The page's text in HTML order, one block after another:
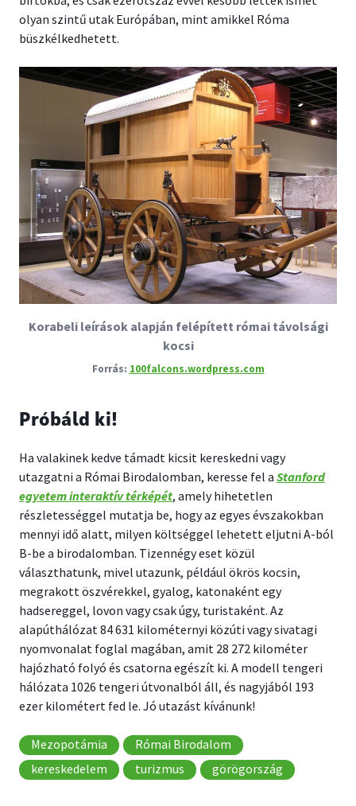
olyan szintű utak Európában, mint amikkel Róma
büszkélkedhetett.
Korabeli leírások alapján felépített római távolsági
kocsi
100falcons.wordpress.com
Próbáld ki!
Ha valakinek kedve támadt kicsit kereskedni vagy
utazgatni a Római Birodalomban, keresse fel a Stanford
egyetem interaktív térképét, amely hihetetlen
részletességgel mutatja be, hogy az egyes évszakokban
mennyi idő alatt, milyen költséggel lehetett eljutni A-ból
B-be a birodalomban. Tizennégy eset közül
választhatunk, mivel utazunk, például ökrös kocsin,
megrakott öszvérekkel, gyalog, katonaként egy
hadsereggel, lovon vagy csak úgy, turistaként. Az
alapúthálózat 84 631 kilométernyi közúti vagy sivatagi
nyomvonalat foglal magában, amit 28 272 kilométer
hajózható folyó és csatorna egészít ki. A modell tengeri
hálózata 1026 tengeri útvonalból áll, és nagyjából 193
ezer kilométert fed le. Jó utazást kívánunk!
Mezopotámia
Római Birodalom
kereskedelem
turizmus görögország